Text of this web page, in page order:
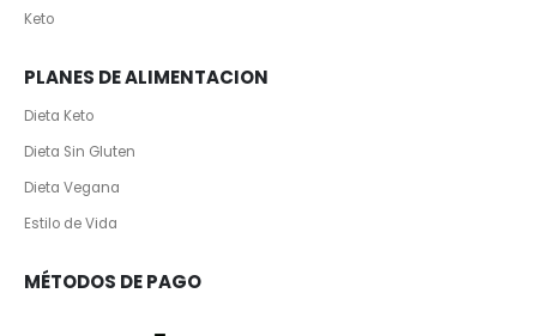
Keto
PLANES DE ALIMENTACION
Dieta Keto
Dieta Sin Gluten
Dieta Vegana
Estilo de Vida
MÉTODOS DE PAGO